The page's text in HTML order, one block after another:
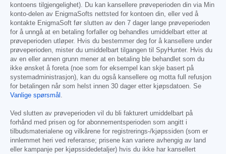
kontoens tilgjengelighet). Du kan kansellere prøveperioden din via Min
konto-delen av EnigmaSofts nettsted for kontoen din, eller ved å
kontakte EnigmaSoft før slutten av den 7 dager lange prøveperioden
for å unngå at en betaling forfaller og behandles umiddelbart etter at
prøveperioden utløper. Hvis du bestemmer deg for å kansellere under
prøveperioden, mister du umiddelbart tilgangen til SpyHunter. Hvis du
av en eller annen grunn mener at en betaling ble behandlet som du
ikke ønsket å foreta (noe som for eksempel kan skje basert på
systemadministrasjon), kan du også kansellere og motta full refusjon
for betalingen når som helst innen 30 dager etter kjøpsdatoen. Se
Vanlige spørsmål
Ved slutten av prøveperioden vil du bli fakturert umiddelbart på
forhånd med prisen og for abonnementsperioden som angitt i
tilbudsmaterialene og vilkårene for registrerings-/kjøpssiden (som er
innlemmet heri ved referanse; prisene kan variere avhengig av land
eller kampanje per kjøpssidedetaljer) hvis du ikke har kansellert